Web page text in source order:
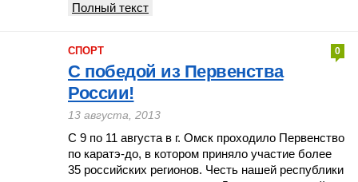
Полный текст
СПОРТ 0
C победой из Первенства
России!
13 августа, 2013
С 9 по 11 августа в г. Омск проходило Первенство
по каратэ-до, в котором приняло участие более
35 российских регионов. Честь нашей республики